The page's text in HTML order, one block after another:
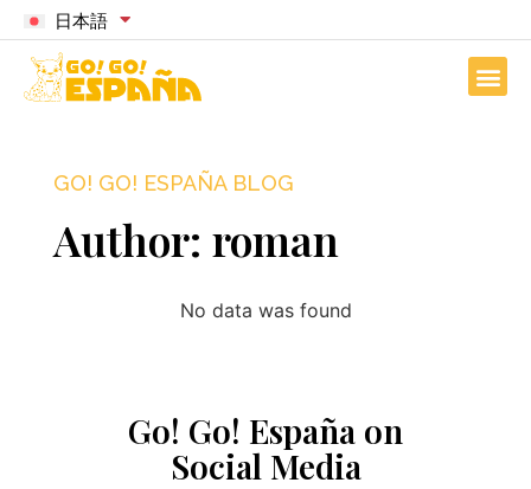
日本語
GO! GO! ESPAÑA BLOG
Author: roman
No data was found
Go! Go! España on
Social Media